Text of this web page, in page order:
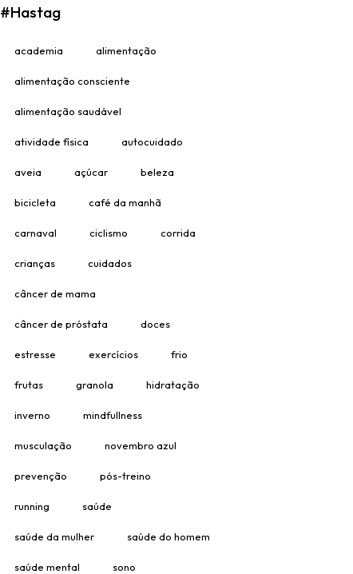
#Hastag
academia alimentação
alimentação consciente
alimentação saudável
atividade física autocuidado
aveia açúcar beleza
bicicleta café da manhã
carnaval ciclismo corrida
crianças cuidados
câncer de mama
câncer de próstata doces
estresse exercícios frio
frutas granola hidratação
inverno mindfullness
musculação novembro azul
prevenção pós-treino
running saúde
saúde da mulher saúde do homem
saúde mental sono